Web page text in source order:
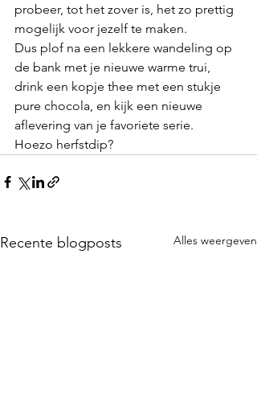
probeer, tot het zover is, het zo prettig
mogelijk voor jezelf te maken.
Dus plof na een lekkere wandeling op
de bank met je nieuwe warme trui,
drink een kopje thee met een stukje
pure chocola, en kijk een nieuwe
aflevering van je favoriete serie.
Hoezo herfstdip?
Recente blogposts Alles weergeven